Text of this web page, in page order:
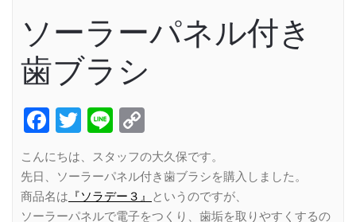
ソーラーパネル付き
歯ブラシ
Facebook
Twitter
Line
Link
こんにちは、スタッフの大久保です。
先日、ソーラーパネル付き歯ブラシを購入しました。
商品名は 『ソラデー３』
というのですが、
ソーラーパネルで電子をつくり、歯垢を取りやすくするの